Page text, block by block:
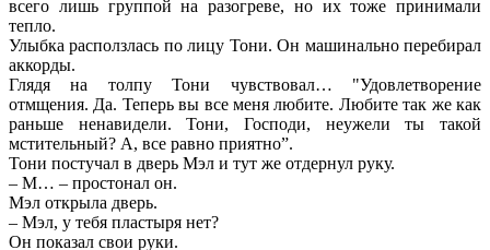
всего лишь группой на разогреве, но их тоже принимали
тепло.
Улыбка расползлась по лицу Тони. Он машинально перебирал
аккорды.
Глядя на толпу Тони чувствовал… "Удовлетворение
отмщения. Да. Теперь вы все меня любите. Любите так же как
раньше ненавидели. Тони, Господи, неужели ты такой
мстительный? А, все равно приятно”.
Тони постучал в дверь Мэл и тут же отдернул руку.
– М… – простонал он.
Мэл открыла дверь.
– Мэл, у тебя пластыря нет?
Он показал свои руки.